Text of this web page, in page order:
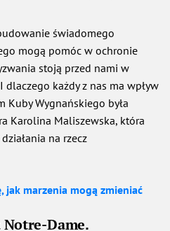
świadomego
mogą pomóc w ochronie
stoją przed nami w
każdy z nas ma wpływ
Kuby Wygnańskiego była
Karolina Maliszewska, która
na rzecz
jak marzenia mogą zmieniać
Dame.